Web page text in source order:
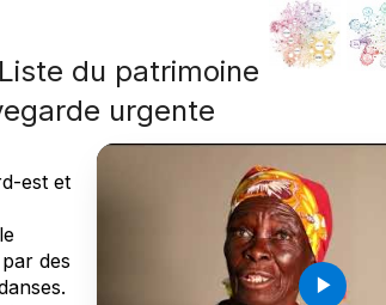
du patrimoine
urgente
play_arrow
est et
des